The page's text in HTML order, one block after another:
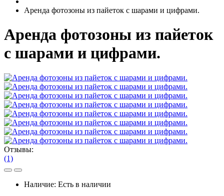
Аренда фотозоны из пайеток с шарами и цифрами.
Аренда фотозоны из пайеток
с шарами и цифрами.
Отзывы:
(1)
Наличие: Есть в наличии